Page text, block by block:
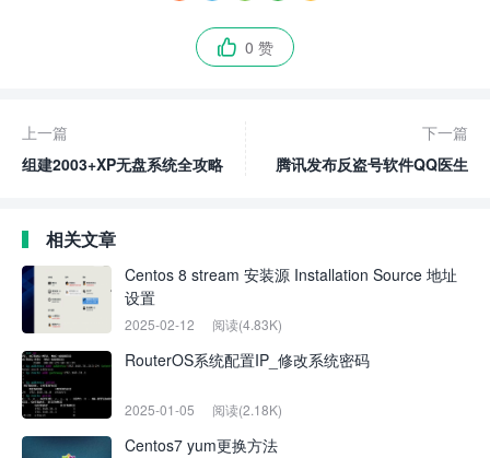
 0 赞
上一篇
组建2003+XP无盘系统全攻略
下一篇
腾讯发布反盗号软件QQ医生
相关文章
Centos 8 stream 安装源 Installation Source 地址
设置
2025-02-12 阅读(4.83K)
RouterOS系统配置IP_修改系统密码
2025-01-05 阅读(2.18K)
Centos7 yum更换方法